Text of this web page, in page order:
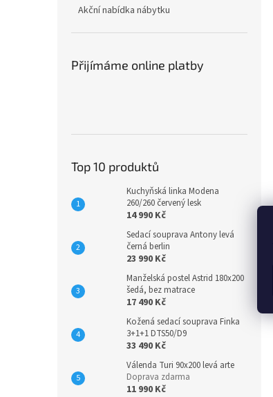
Akční nabídka nábytku
Přijímáme online platby
Top 10 produktů
Kuchyňská linka Modena
260/260 červený lesk
14 990 Kč
Sedací souprava Antony levá
černá berlin
23 990 Kč
Manželská postel Astrid 180x200
šedá, bez matrace
17 490 Kč
Kožená sedací souprava Finka
3+1+1 DTS50/D9
33 490 Kč
Válenda Turi 90x200 levá arte
Doprava zdarma
11 990 Kč